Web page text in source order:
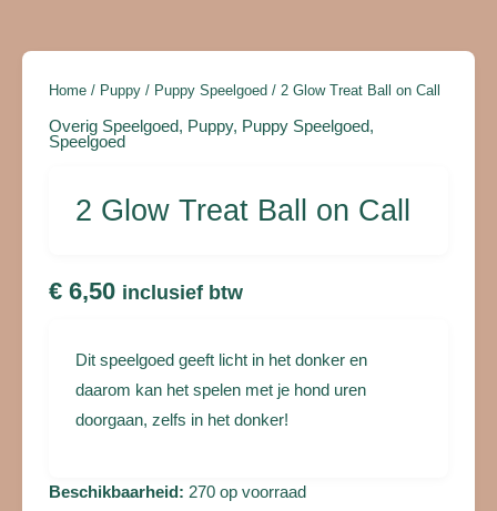
Home / Puppy / Puppy Speelgoed / 2 Glow Treat Ball on Call
Overig Speelgoed, Puppy, Puppy Speelgoed,
Speelgoed
2 Glow Treat Ball on Call
€ 6,50 inclusief btw
Dit speelgoed geeft licht in het donker en
daarom kan het spelen met je hond uren
doorgaan, zelfs in het donker!
Beschikbaarheid: 270 op voorraad